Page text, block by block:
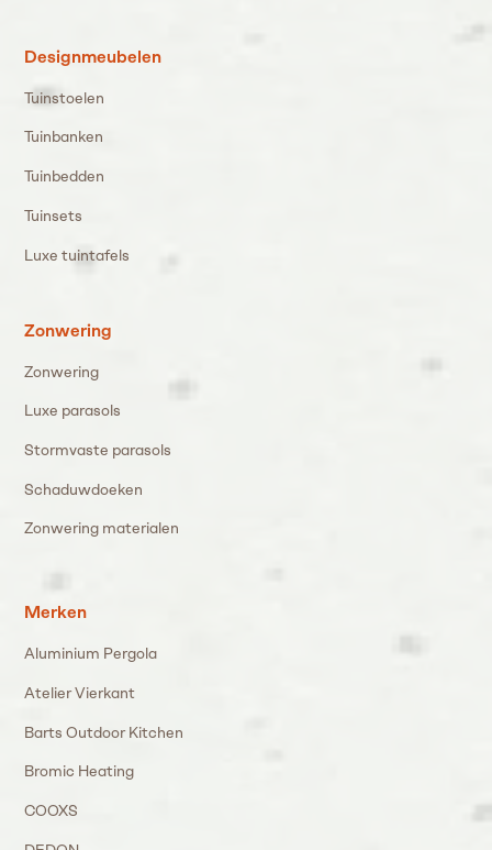
Merken
Aluminium Pergola
Atelier Vierkant
Barts Outdoor Kitchen
Bromic Heating
COOXS
Designmeubelen
Tuinstoelen
Tuinbanken
Tuinbedden
Tuinsets
Luxe tuintafels
Zonwering
Zonwering
Luxe parasols
Stormvaste parasols
Schaduwdoeken
Zonwering materialen